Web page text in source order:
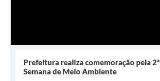
Prefeitura realiza comemoração pela 2ª
Semana de Meio Ambiente